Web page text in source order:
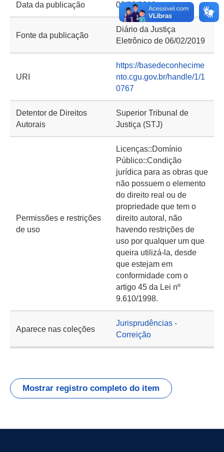
Data da publicação 06/02/2019
Fonte da publicação
Diário da Justiça
Eletrônico de 06/02/2019
URI
https://basedeconhecime
nto.cgu.gov.br/handle/1/1
0767
Detentor de Direitos
Autorais
Superior Tribunal de
Justiça (STJ)
Permissões e restrições
de uso
Licenças::Domínio
Público::Condição
jurídica para as obras que
não possuem o elemento
do direito real ou de
propriedade que tem o
direito autoral, não
havendo restrições de
uso por qualquer um que
queira utilizá-la, desde
que estejam em
conformidade com o
artigo 45 da Lei nº
9.610/1998.
Aparece nas coleções
Jurisprudências -
Correição
Mostrar registro completo do item